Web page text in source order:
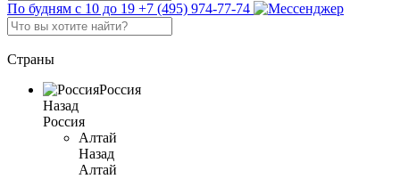
По будням с 10 до 19 +7 (495) 974-77-74
Страны
Россия
Назад
Россия
Алтай
Назад
Алтай